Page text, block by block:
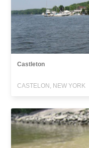
Castleton
CASTELON, NEW YORK